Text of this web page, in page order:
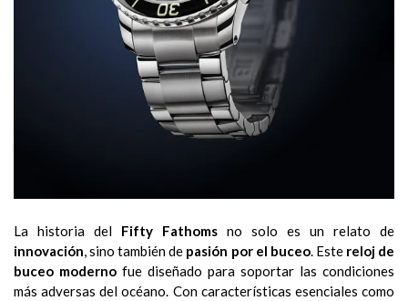
La historia del Fifty Fathoms no solo es un relato de
innovación, sino también de pasión por el buceo. Este reloj de
buceo moderno fue diseñado para soportar las condiciones
más adversas del océano. Con características esenciales como